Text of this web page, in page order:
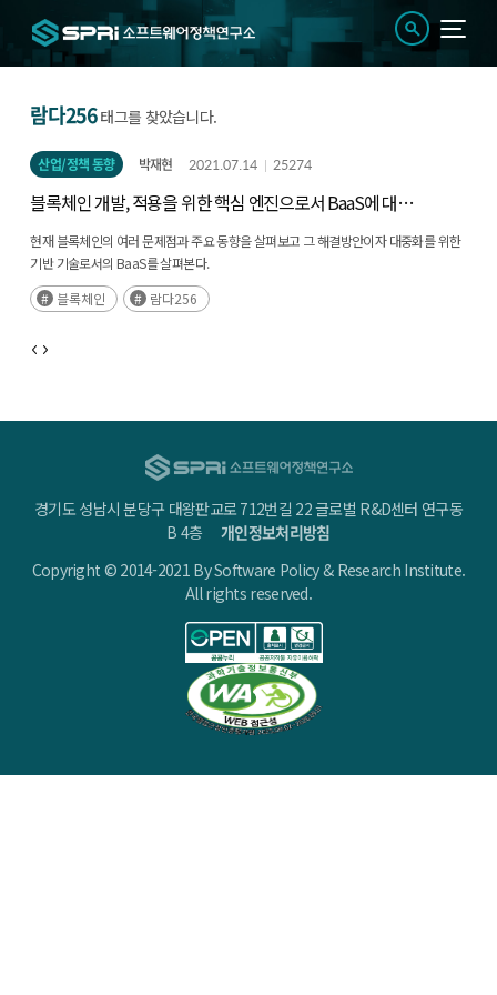
람다256태그를 찾았습니다.
산업/정책 동향 박재현 2021.07.14 25274
블록체인 개발, 적용을 위한 핵심 엔진으로서 BaaS에 대한
고찰
현재 블록체인의 여러 문제점과 주요 동향을 살펴보고 그 해결방안이자 대중화를 위한
기반 기술로서의 BaaS를 살펴본다.
블록체인
람다256
경기도 성남시 분당구 대왕판교로 712번길 22 글로벌 R&D센터 연구동
B 4층개인정보처리방침
Copyright © 2014-2021 By Software Policy & Research Institute.
All rights reserved.